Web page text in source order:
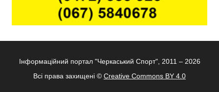
Інформаційний портал "Черкаський Спорт", 2011 – 2026
Всі права захищені © Creative Commons BY 4.0